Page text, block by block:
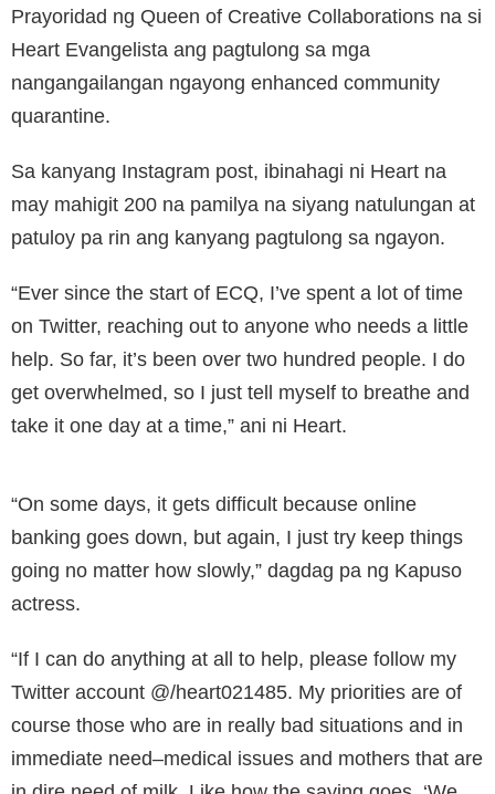
Prayoridad ng Queen of Creative Collaborations na si
Heart Evangelista ang pagtulong sa mga
nangangailangan ngayong enhanced community
quarantine.
Sa kanyang Instagram post, ibinahagi ni Heart na
may mahigit 200 na pamilya na siyang natulungan at
patuloy pa rin ang kanyang pagtulong sa ngayon.
“Ever since the start of ECQ, I’ve spent a lot of time
on Twitter, reaching out to anyone who needs a little
help. So far, it’s been over two hundred people. I do
get overwhelmed, so I just tell myself to breathe and
take it one day at a time,” ani ni Heart.
“On some days, it gets difficult because online
banking goes down, but again, I just try keep things
going no matter how slowly,” dagdag pa ng Kapuso
actress.
“If I can do anything at all to help, please follow my
Twitter account @/heart021485. My priorities are of
course those who are in really bad situations and in
immediate need–medical issues and mothers that are